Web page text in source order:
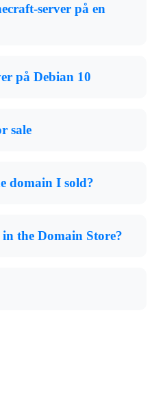
server på en
på Debian 10
sale
domain I sold?
the Domain Store?